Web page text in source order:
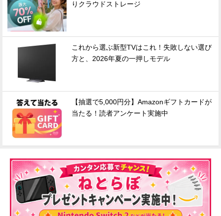
りクラウドストレージ
これから選ぶ新型TVはこれ！失敗しない選び
方と、2026年夏の一押しモデル
【抽選で5,000円分】Amazonギフトカードが
当たる！読者アンケート実施中